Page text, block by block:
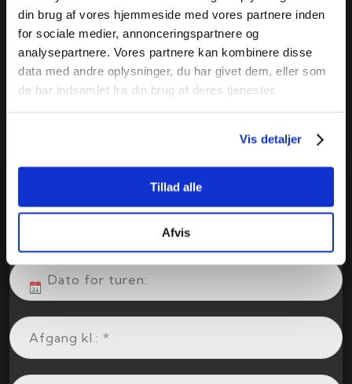
din brug af vores hjemmeside med vores partnere inden
for sociale medier, annonceringspartnere og
analysepartnere. Vores partnere kan kombinere disse
data med andre oplysninger, du har givet dem, eller som
de har indsamlet fra din brug af deres tjenester.
Vis detaljer
Tillad alle
Afvis
Udfyld formularen herunder og vi vender tilbage med et
uforpligtende tilbud. * skal udfyldes. Du modtager en
kvittering på mail, når din forespørgsel er sendt.